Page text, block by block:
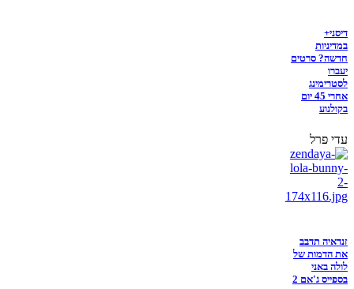
דיסני+
במדיניות
חדשה? סרטים
יעברו
לסטרימינג
אחרי 45 יום
בקולנוע
עדי פרל
זנדאיה תדבב
את הדמות של
לולה באני
בספייס ג'אם 2